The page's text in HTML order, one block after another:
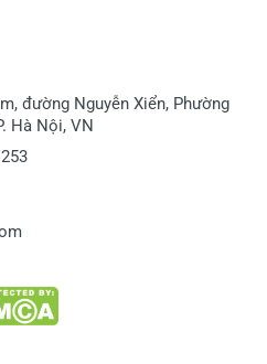
đường Nguyễn Xiển, Phường
Hà Nội, VN